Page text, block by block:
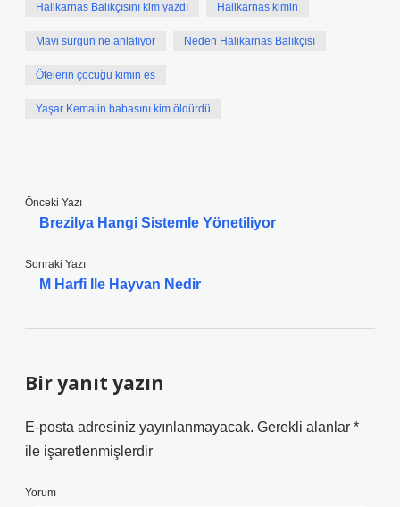
Halikarnas Balıkçısını kim yazdı Halikarnas kimin
Mavi sürgün ne anlatıyor Neden Halikarnas Balıkçısı
Ötelerin çocuğu kimin es
Yaşar Kemalin babasını kim öldürdü
Önceki Yazı
Brezilya Hangi Sistemle Yönetiliyor
Sonraki Yazı
M Harfi Ile Hayvan Nedir
Bir yanıt yazın
E-posta adresiniz yayınlanmayacak. Gerekli alanlar *
ile işaretlenmişlerdir
Yorum